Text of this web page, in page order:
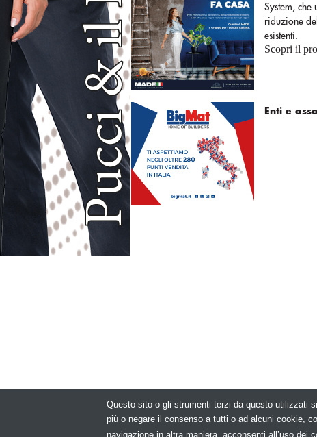
System,
riduzione
esistenti.
Scopri il
Enti e
© Copyright
Questo sito o gli strumenti terzi da questo utilizzati
più o negare il consenso a tutti o ad alcuni cookie,
navigazione in altra maniera, acconsenti all’uso dei